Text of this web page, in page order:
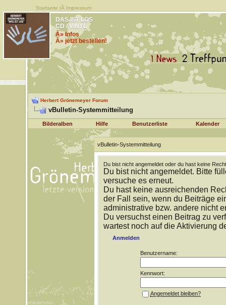
Startseite |Â Impressum
DAS IST LOS
CD / VINYL
Â» Infos
Â» jetzt bestellen!
Herbert Grönemeyer Forum
vBulletin-Systemmitteilung
Bilderalben Hilfe Benutzerliste Kalender
vBulletin-Systemmitteilung
Du bist nicht angemeldet oder du hast keine
Du bist nicht angemeldet. Bitte
versuche es erneut.
Du hast keine ausreichenden
der Fall sein, wenn du Beiträge
administrative bzw. andere nicht
Du versuchst einen Beitrag zu
wartest noch auf die Aktivierung
Anmelden
Benutzername:
Kennwort:
Angemeldet bleiben?